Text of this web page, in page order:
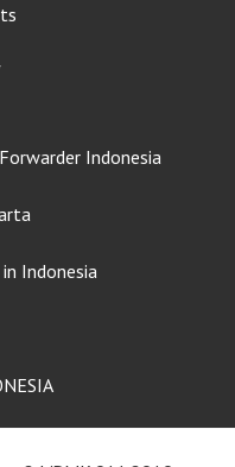
Indonesia
Indonesia